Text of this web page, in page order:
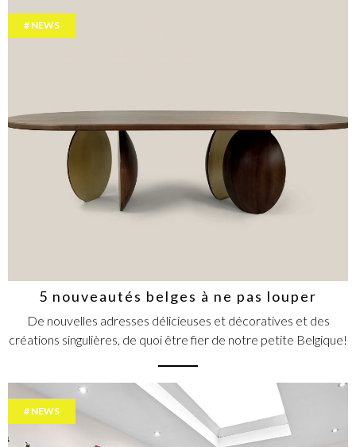
NEWS
5 nouveautés belges à ne pas louper
De nouvelles adresses délicieuses et décoratives et des
créations singulières, de quoi être fier de notre petite Belgique!
NEWS